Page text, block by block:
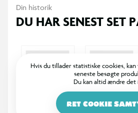
Din historik
DU HAR SENEST SET
Hvis du tillader statistiske cookies,
seneste besøgte
Du kan altid ændre det
RET COOKIE